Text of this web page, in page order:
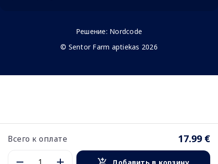
Всего к оплате 17.99 €
Добавить в корзину
Решение: Nordcode
© Sentor Farm aptiekas 2026